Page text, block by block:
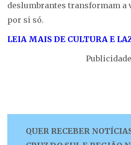
deslumbrantes transformam a
por si só.
LEIA MAIS DE CULTURA E
Publicidade
QUER RECEBER